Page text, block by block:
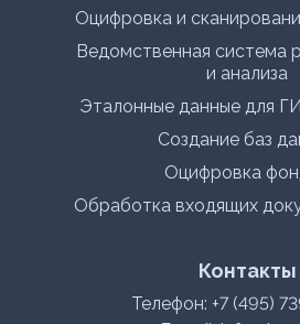
Оцифровка и
Ведомственная система
и анализа
Эталонные данные для
Создание баз
Оцифровка
Обработка входящих
Контакты
Телефон: +7 (495)